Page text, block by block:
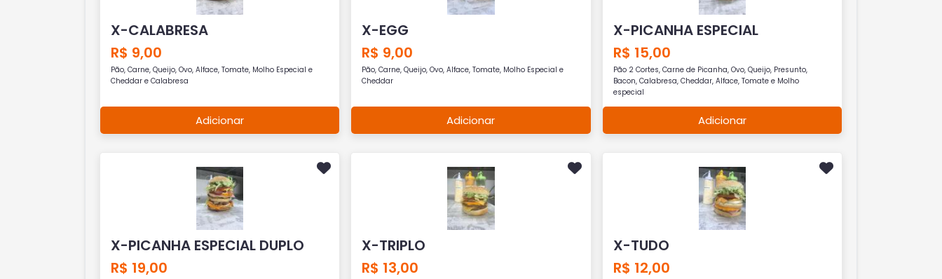
X-CALABRESA
R$ 9,00
Pão, Carne, Queijo, Ovo, Alface, Tomate, Molho Especial e
Cheddar e Calabresa
Adicionar
X-EGG
R$ 9,00
Pão, Carne, Queijo, Ovo, Alface, Tomate, Molho Especial e
Cheddar
Adicionar
X-PICANHA ESPECIAL
R$ 15,00
Pão 2 Cortes, Carne de Picanha, Ovo, Queijo, Presunto,
Bacon, Calabresa, Cheddar, Alface, Tomate e Molho
especial
Adicionar
X-PICANHA ESPECIAL DUPLO
R$ 19,00
X-TRIPLO
R$ 13,00
X-TUDO
R$ 12,00